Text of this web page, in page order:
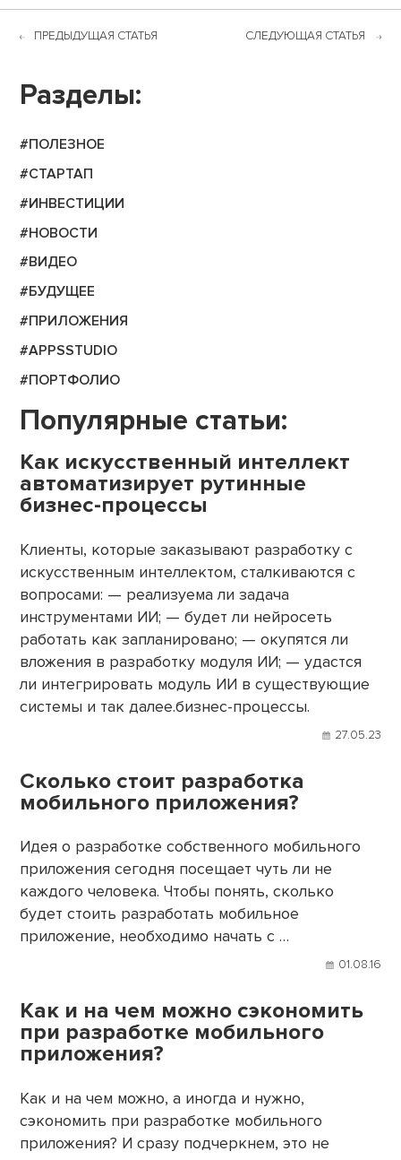
ПРЕДЫДУЩАЯ СТАТЬЯ СЛЕДУЮЩАЯ СТАТЬЯ
Разделы:
#ПОЛЕЗНОЕ
#СТАРТАП
#ИНВЕСТИЦИИ
#НОВОСТИ
#ВИДЕО
#БУДУЩЕЕ
#ПРИЛОЖЕНИЯ
#APPSSTUDIO
#ПОРТФОЛИО
Популярные статьи:
Как искусственный интеллект
автоматизирует рутинные
бизнес-процессы
Клиенты, которые заказывают разработку с
искусственным интеллектом, сталкиваются с
вопросами: — реализуема ли задача
инструментами ИИ; — будет ли нейросеть
работать как запланировано; — окупятся ли
вложения в разработку модуля ИИ; — удастся
ли интегрировать модуль ИИ в существующие
системы и так далее.бизнес-процессы.
27.05.23
Сколько стоит разработка
мобильного приложения?
Идея о разработке собственного мобильного
приложения сегодня посещает чуть ли не
каждого человека. Чтобы понять, сколько
будет стоить разработать мобильное
приложение, необходимо начать с …
01.08.16
Как и на чем можно сэкономить
при разработке мобильного
приложения?
Как и на чем можно, а иногда и нужно,
сэкономить при разработке мобильного
приложения? И сразу подчеркнем, это не